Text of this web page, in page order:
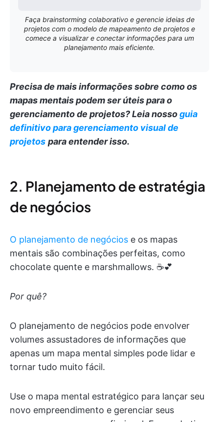
Faça brainstorming colaborativo e gerencie ideias de
projetos com o modelo de mapeamento de projetos e
comece a visualizar e conectar informações para um
planejamento mais eficiente.
Precisa de mais informações sobre como os
mapas mentais podem ser úteis para o
gerenciamento de projetos?Leia nossoguia
definitivo para gerenciamento visual de
projetos para entender isso.
2. Planejamento de estratégia
de negócios
O planejamento de negócios e os mapas
mentais são combinações perfeitas, como
chocolate quente e marshmallows. ☕️💕
Por quê?
O planejamento de negócios pode envolver
volumes assustadores de informações que
apenas um mapa mental simples pode lidar e
tornar tudo muito fácil.
Use o mapa mental estratégico para lançar seu
novo empreendimento e gerenciar seus